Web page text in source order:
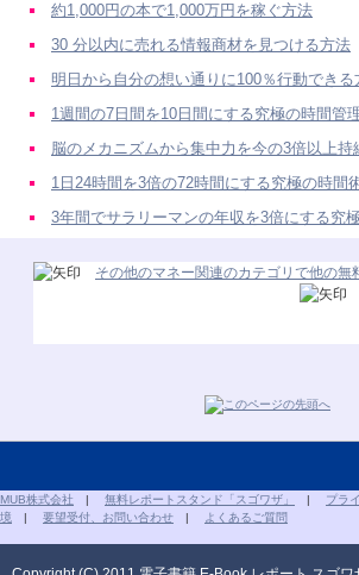
約1,000円の本で1,000万円を稼ぐ方法
30 分以内に売れる情報商材を見つける方法
明日から自分の想い通りに100％行動できる
1週間の7日間を10日間にする究極の時間管
脳のメカニズムから集中力を今の3倍以上持
1日24時間を3倍の72時間にする究極の時間
3年間でサラリーマンの年収を3倍にする究
その他のマネー関連のカテゴリで他の無
MUB株式会社 | 無料レポートスタンド「スゴワザ」 | プラ
境 | 要望受付、お問い合わせ | よくあるご質問